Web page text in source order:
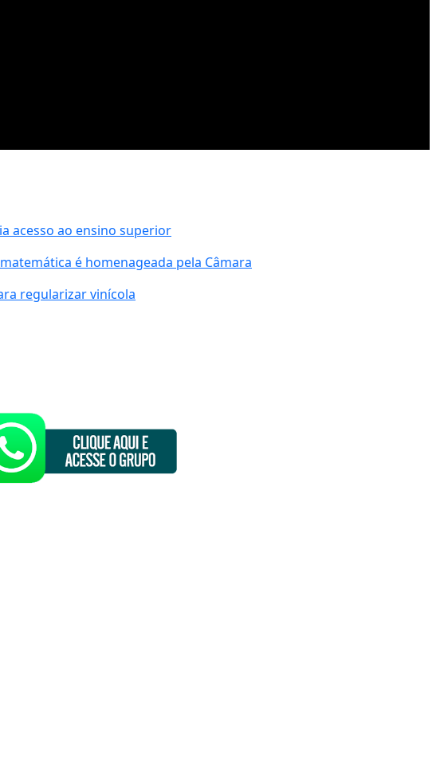
acesso ao ensino superior
é homenageada pela Câmara
regularizar vinícola